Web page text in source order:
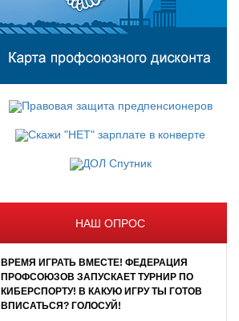
НАШ ОПРОС
ВРЕМЯ ИГРАТЬ ВМЕСТЕ! ФЕДЕРАЦИЯ
ПРОФСОЮЗОВ ЗАПУСКАЕТ ТУРНИР ПО
КИБЕРСПОРТУ! В КАКУЮ ИГРУ ТЫ ГОТОВ
ВПИСАТЬСЯ? ГОЛОСУЙ!